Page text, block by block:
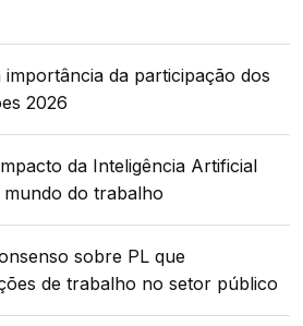
da participação dos
2026
da Inteligência Artificial
do trabalho
sobre PL que
de trabalho no setor público